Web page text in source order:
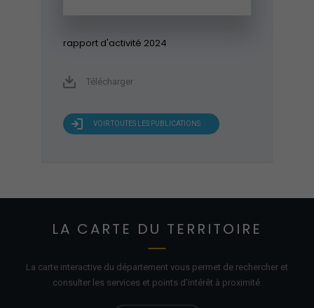
rapport d'activité 2024
Télécharger
VOIR TOUTES LES PUBLICATIONS
LA CARTE DU TERRITOIRE
La carte interactive du département vous permet de rechercher et
consulter les services et points d'intérêt à proximité.